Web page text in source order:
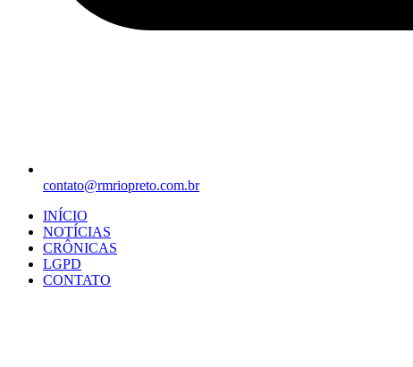
contato@rmriopreto.com.br
INÍCIO
NOTÍCIAS
CRÔNICAS
LGPD
CONTATO